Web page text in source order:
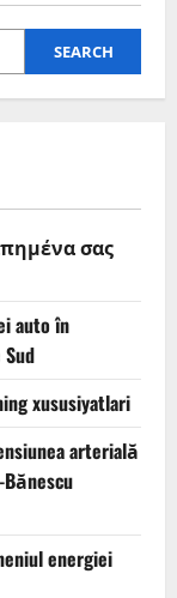
SEARCH
σας
auto în
xususiyatlari
arterială
energiei